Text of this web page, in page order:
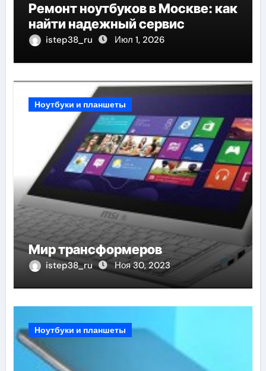
Ремонт ноутбуков в Москве: как
найти надежный сервис
istep38_ru Июл 1, 2026
Ноутбуки и планшеты
Мир трансформеров
istep38_ru Ноя 30, 2023
Ноутбуки и планшеты